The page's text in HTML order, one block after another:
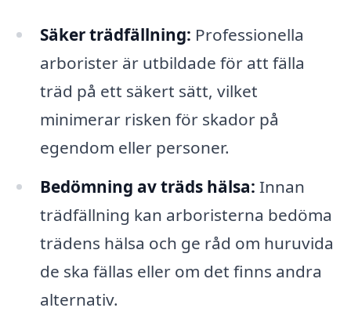
Säker trädfällning: Professionella
arborister är utbildade för att fälla
träd på ett säkert sätt, vilket
minimerar risken för skador på
egendom eller personer.
Bedömning av träds hälsa: Innan
trädfällning kan arboristerna bedöma
trädens hälsa och ge råd om huruvida
de ska fällas eller om det finns andra
alternativ.